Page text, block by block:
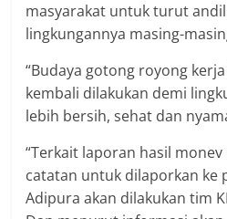
masyarakat untuk turut
lingkungannya masing-
“Budaya gotong royong
kembali dilakukan demi
lebih bersih, sehat dan
“Terkait laporan hasil
catatan untuk dilaporkan ke
Adipura akan dilakukan tim